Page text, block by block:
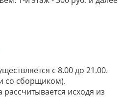
с 8.00 до 21.00.
со сборщиком).
исходя из